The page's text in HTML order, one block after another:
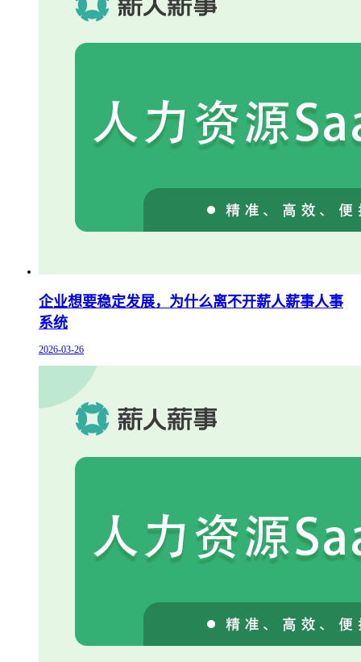
企业想要稳定发展，为什么离不开薪人薪事人事
系统
2026-03-26